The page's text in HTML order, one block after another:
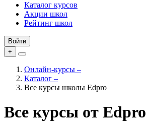
Каталог курсов
Акции школ
Рейтинг школ
Войти
+
Онлайн-курсы –
Каталог –
Все курсы школы Edpro
Все курсы от Edpro